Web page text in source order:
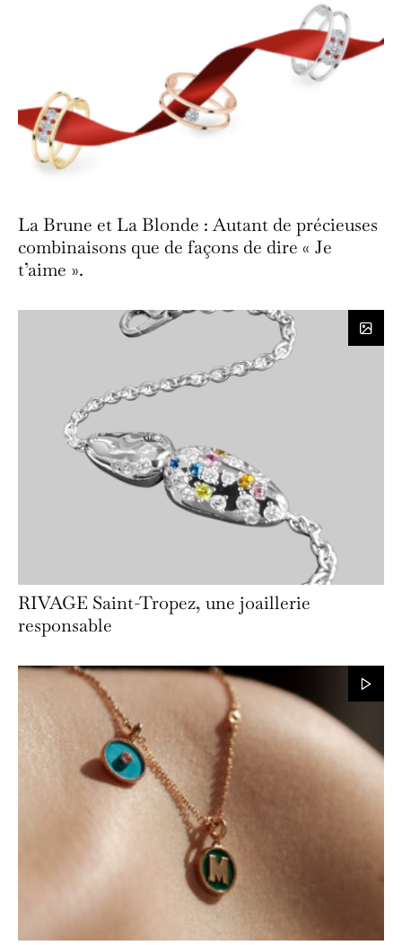
La Brune et La Blonde : Autant de précieuses
combinaisons que de façons de dire « Je
t’aime ».
RIVAGE Saint-Tropez, une joaillerie
responsable